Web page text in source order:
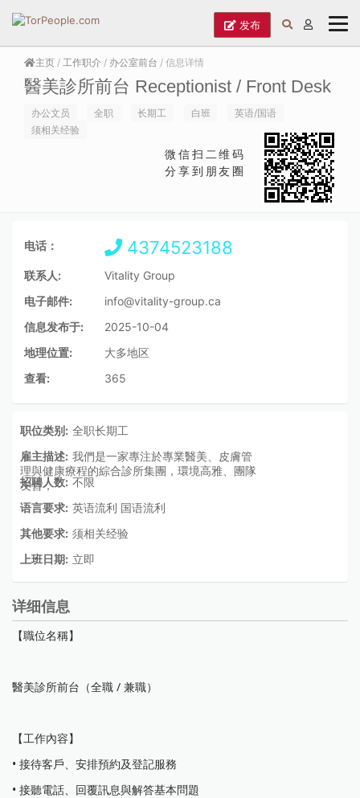
发布
主页 / 工作职介 / 办公室前台 / 信息详情
醫美診所前台 Receptionist / Front Desk
办公文员 全职 长期工 白班
英语/国语
须相关经验
微信扫二维码
分享到朋友圈
电话： 4374523188
联系人:
Vitality Group
电子邮件:
info@vitality-group.ca
信息发布于:
2025-10-04
地理位置:
大多地区
查看:
365
职位类别: 全职长期工
雇主描述: 我們是一家專注於專業醫美、皮膚管
理與健康療程的綜合診所集團，環境高雅、團隊
友善，
招聘人数: 不限
语言要求: 英语流利 国语流利
其他要求: 须相关经验
上班日期: 立即
详细信息
【職位名稱】
醫美診所前台（全職 / 兼職）
【工作內容】
• 接待客戶、安排預約及登記服務
• 接聽電話、回覆訊息與解答基本問題